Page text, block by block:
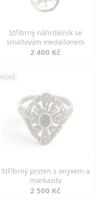
Stříbrný náhrdelník se
smaltovým medailonem
2 400 Kč
NOVÉ
Stříbrný prsten s onyxem a
markazity
2 500 Kč